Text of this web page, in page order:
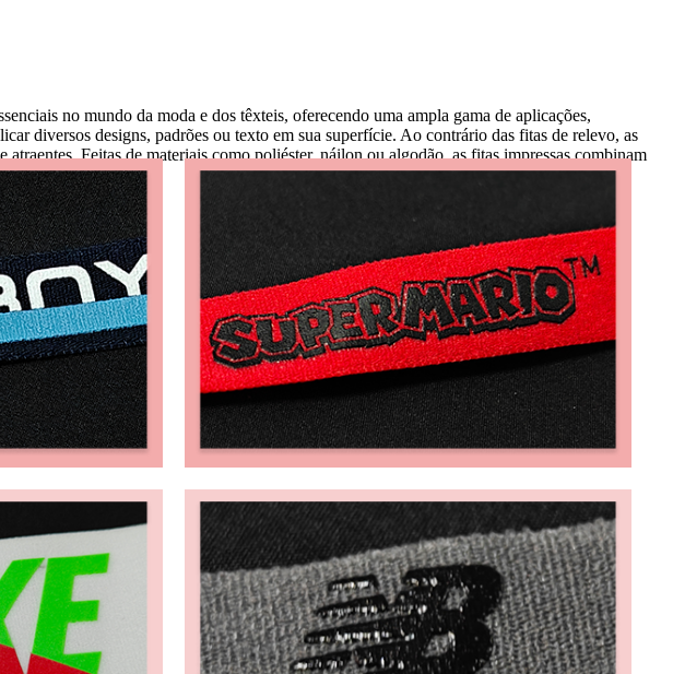
no mundo da moda e dos têxteis, oferecendo uma ampla gama de aplicações,
diversos designs, padrões ou texto em sua superfície. Ao contrário das fitas de relevo, as
Feitas de materiais como poliéster, náilon ou algodão, as fitas impressas combinam